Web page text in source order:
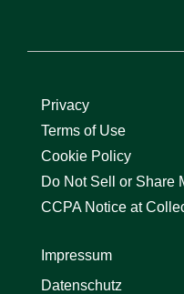
Privacy
Terms of Use
Cookie Policy
Do Not Sell or Share
CCPA Notice at
Impressum
Datenschutz